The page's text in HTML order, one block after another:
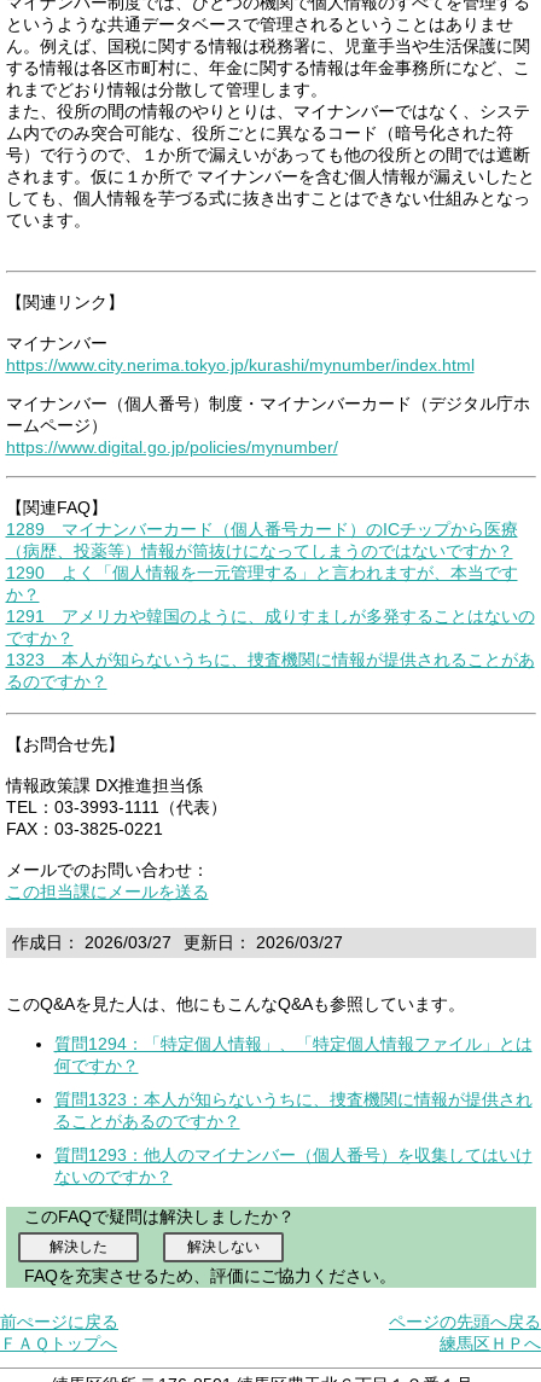
というような共通データベースで管理されるということはありませ
ん。例えば、国税に関する情報は税務署に、児童手当や生活保護に関
する情報は各区市町村に、年金に関する情報は年金事務所になど、こ
れまでどおり情報は分散して管理します。
また、役所の間の情報のやりとりは、マイナンバーではなく、システ
ム内でのみ突合可能な、役所ごとに異なるコード（暗号化された符
号）で行うので、１か所で漏えいがあっても他の役所との間では遮断
されます。仮に１か所で マイナンバーを含む個人情報が漏えいしたと
しても、個人情報を芋づる式に抜き出すことはできない仕組みとなっ
ています。
【関連リンク】
マイナンバー
https://www.city.nerima.tokyo.jp/kurashi/mynumber/index.html
マイナンバー（個人番号）制度・マイナンバーカード（デジタル庁ホ
ームページ）
https://www.digital.go.jp/policies/mynumber/
【関連FAQ】
1289 マイナンバーカード（個人番号カード）のICチップから医療
（病歴、投薬等）情報が筒抜けになってしまうのではないですか？
1290 よく「個人情報を一元管理する」と言われますが、本当です
か？
1291 アメリカや韓国のように、成りすましが多発することはないの
ですか？
1323 本人が知らないうちに、捜査機関に情報が提供されることがあ
るのですか？
【お問合せ先】
情報政策課 DX推進担当係
TEL：03-3993-1111（代表）
FAX：03-3825-0221
メールでのお問い合わせ：
この担当課にメールを送る
作成日： 2026/03/27 更新日： 2026/03/27
このQ&Aを見た人は、他にもこんなQ&Aも参照しています。
質問1294：「特定個人情報」、「特定個人情報ファイル」とは
何ですか？
質問1323：本人が知らないうちに、捜査機関に情報が提供され
ることがあるのですか？
質問1293：他人のマイナンバー（個人番号）を収集してはいけ
ないのですか？
このFAQで疑問は解決しましたか？
FAQを充実させるため、評価にご協力ください。
前ぺージに戻る
ページの先頭へ戻る
ＦＡＱトップへ
練馬区ＨＰへ